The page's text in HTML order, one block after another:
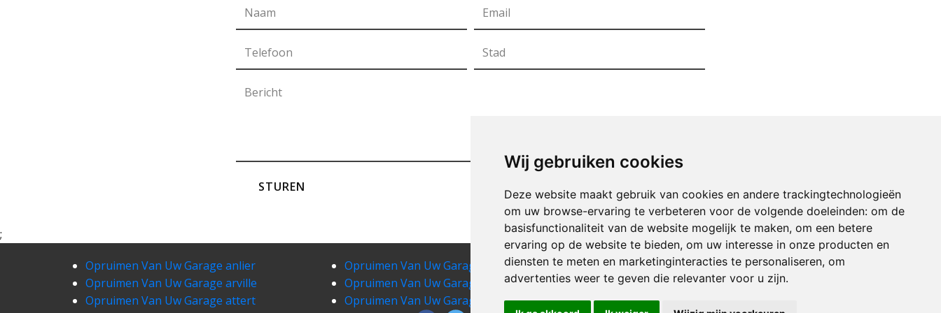
Wij gebruiken cookies
Deze website maakt gebruik van cookies en andere trackingtechnologieën
om uw browse-ervaring te verbeteren voor de volgende doeleinden: om de
basisfunctionaliteit van de website mogelijk te maken, om een betere
ervaring op de website te bieden, om uw interesse in onze producten en
diensten te meten en marketinginteracties te personaliseren, om
advertenties weer te geven die relevanter voor u zijn.
STUREN
;
Opruimen Van Uw Garage anlier Opruimen Van Uw Garage anloy
Opruimen Van Uw Garage arlon
Opruimen Van Uw Garage arville
Opruimen Van Uw Garage assenois
Opruimen Van Uw Garage athus
Opruimen Van Uw Garage attert
Opruimen Van Uw Garage aubange Opruimen Van Uw Garage auby-sur-semois